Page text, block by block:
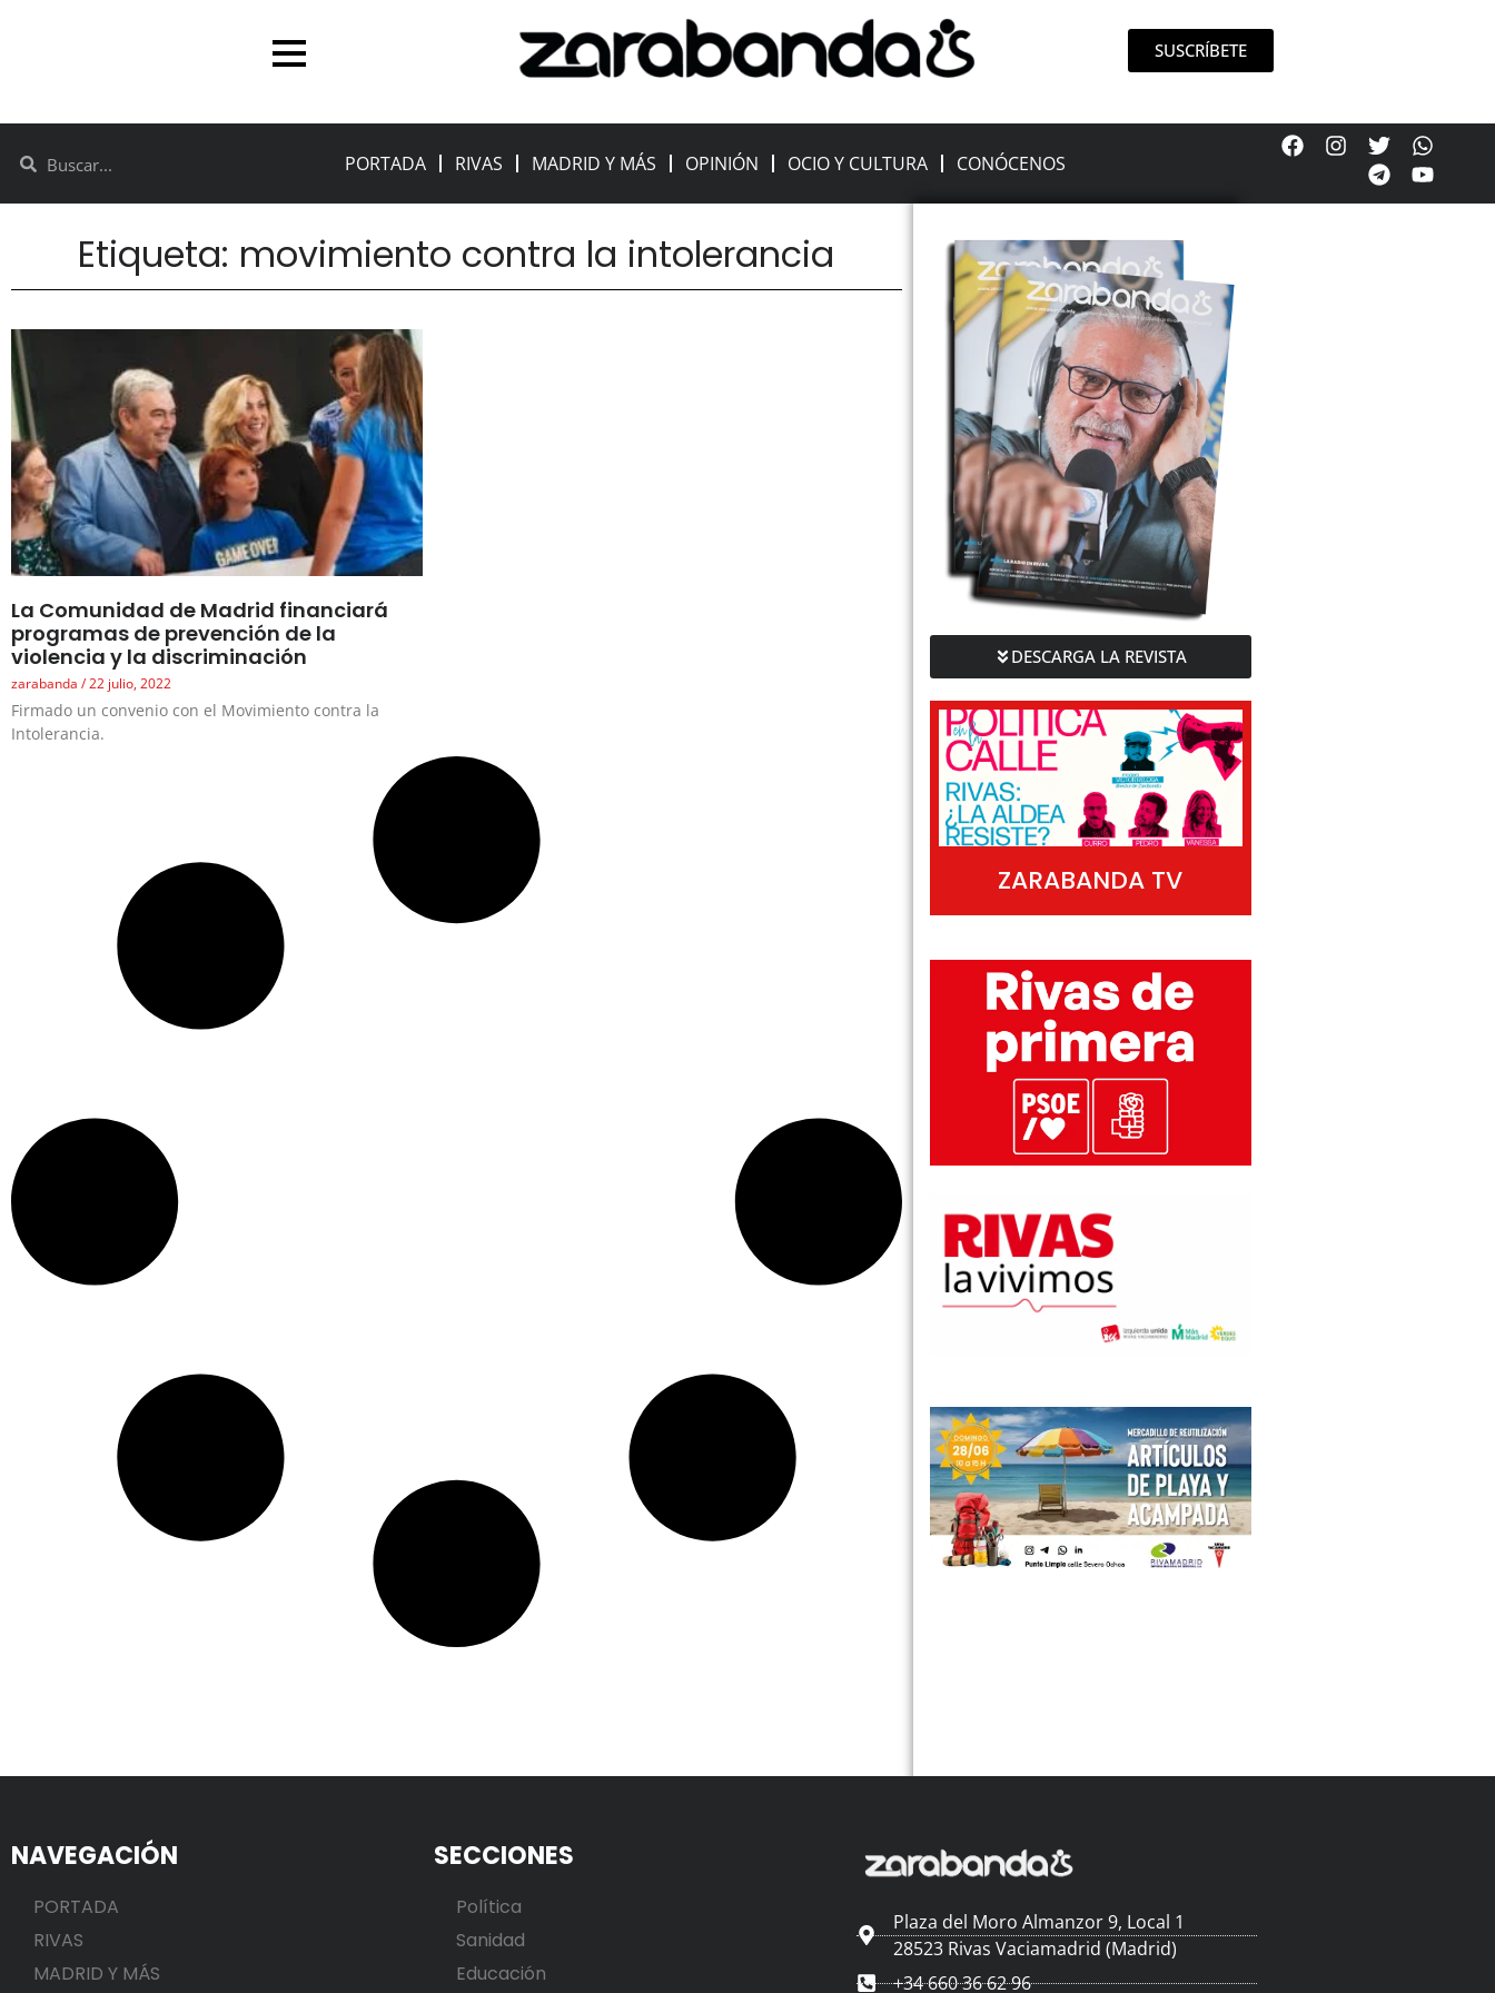
SUSCRÍBETE
PORTADA RIVAS MADRID Y MÁS OPINIÓN OCIO Y CULTURA CONÓCENOS
Etiqueta: movimiento contra la intolerancia
La Comunidad de Madrid financiará
programas de prevención de la
violencia y la discriminación
zarabanda 22 julio, 2022
Firmado un convenio con el Movimiento contra la
Intolerancia.
DESCARGA LA REVISTA
ZARABANDA TV
NAVEGACIÓN
PORTADA
RIVAS
MADRID Y MÁS
SECCIONES
Política
Sanidad
Educación
Plaza del Moro Almanzor 9, Local 1
28523 Rivas Vaciamadrid (Madrid)
+34 660 36 62 96